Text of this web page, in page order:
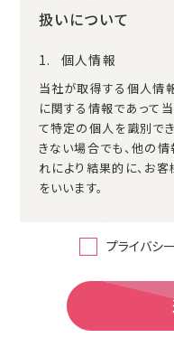
扱いについて
個人情報
当社が取得する個人情
に関する情報であって
て特定の個人を識別で
きない場合でも、他の
れにより結果的に、お
をいいます。
本人確認に関する
氏名、住所、郵便
アカウント情報、
決済に関する情報
プライバシ